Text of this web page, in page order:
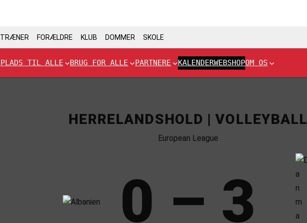
TRÆNER FORÆLDRE KLUB DOMMER SKOLE
PLADS TIL ALLE BRUG FOR ALLE PARTNERE KALENDERWEBSHOPOM OS
HERRELANDSHOLD | VOLLEYBALL
European League
0 – 3